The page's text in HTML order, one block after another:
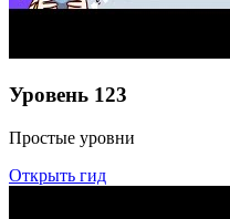
Уровень 123
Простые уровни
Открыть гид